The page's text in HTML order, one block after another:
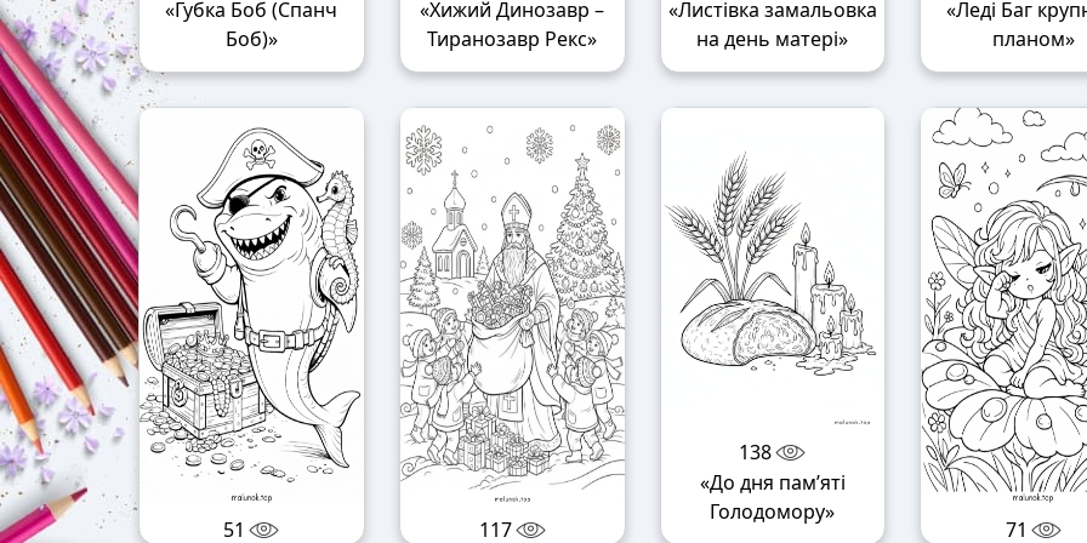
«Губка Боб (Спанч
Боб)»
«Хижий Динозавр –
Тиранозавр Рекс»
«Листівка замальовка
на день матері»
«Леді Баг
планом»
51 117
138
«До дня пам’яті
Голодомору»
71